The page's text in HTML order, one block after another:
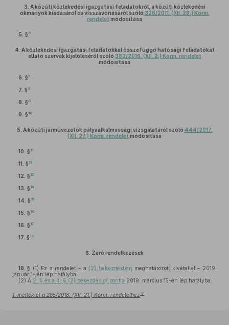
3. A közúti közlekedési igazgatási feladatokról, a közúti közlekedési
okmányok kiadásáról és visszavonásáról szóló 326/2011. (XII. 28.) Korm.
rendelet módosítása
5. § 6
4. A közlekedési igazgatási feladatokkal összefüggő hatósági feladatokat
ellátó szervek kijelöléséről szóló 382/2016. (XII. 2.) Korm. rendelet
módosítása
6. §7
7. § 8
8. § 9
9. § 10
5. A közúti járművezetők pályaalkalmassági vizsgálatáról szóló 444/2017.
(XII. 27.) Korm. rendelet módosítása
10. § 11
11. § 12
12. § 13
13. § 14
14. § 15
15. § 16
16. § 17
17. § 18
6. Záró rendelkezések
18. § (1) Ez a rendelet – a (2) bekezdésben meghatározott kivétellel – 2019.
január 1-jén lép hatályba.
(2) A 2. § és a 4. § (2) bekezdés a) pontja 2019. március 15-én lép hatályba.
1. melléklet a 285/2018. (XII. 21.) Korm. rendelethez 19